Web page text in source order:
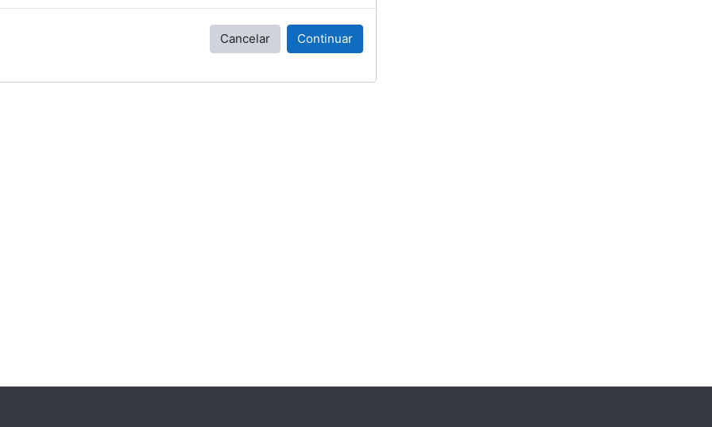
Cancelar Continuar